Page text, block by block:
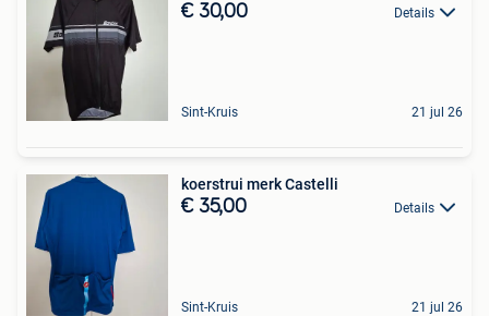
€ 30,00 Details
Sint-Kruis 21 jul 26
koerstrui merk Castelli
€ 35,00 Details
Sint-Kruis 21 jul 26